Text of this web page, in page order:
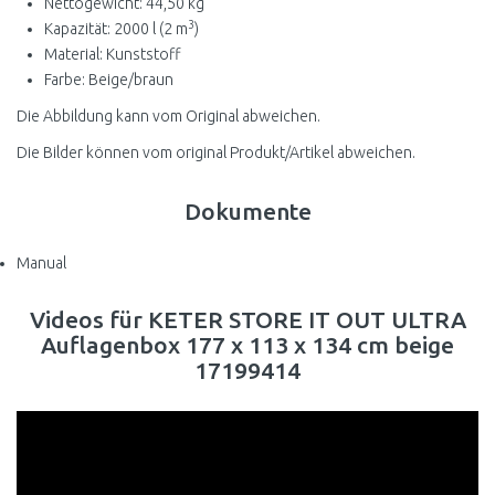
Kapazität: 2000 l (2 m3)
Material: Kunststoff
Farbe: Beige/braun
Die Abbildung kann vom Original abweichen.
Die Bilder können vom original Produkt/Artikel abweichen.
Dokumente
Manual
Videos für KETER STORE IT OUT ULTRA
Auflagenbox 177 x 113 x 134 cm beige
17199414